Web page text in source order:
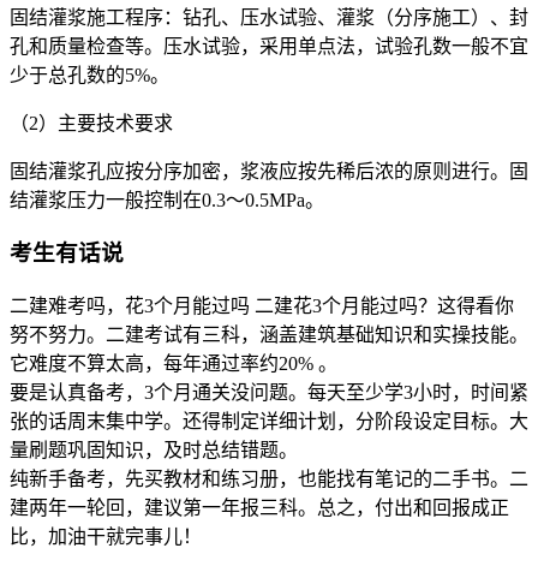
固结灌浆施工程序：钻孔、压水试验、灌浆（分序施工）、封
孔和质量检查等。压水试验，采用单点法，试验孔数一般不宜
少于总孔数的5%。
（2）主要技术要求
固结灌浆孔应按分序加密，浆液应按先稀后浓的原则进行。固
结灌浆压力一般控制在0.3～0.5MPa。
考生有话说
二建难考吗，花3个月能过吗 二建花3个月能过吗？这得看你
努不努力。二建考试有三科，涵盖建筑基础知识和实操技能。
它难度不算太高，每年通过率约20% 。
要是认真备考，3个月通关没问题。每天至少学3小时，时间紧
张的话周末集中学。还得制定详细计划，分阶段设定目标。大
量刷题巩固知识，及时总结错题。
纯新手备考，先买教材和练习册，也能找有笔记的二手书。二
建两年一轮回，建议第一年报三科。总之，付出和回报成正
比，加油干就完事儿！